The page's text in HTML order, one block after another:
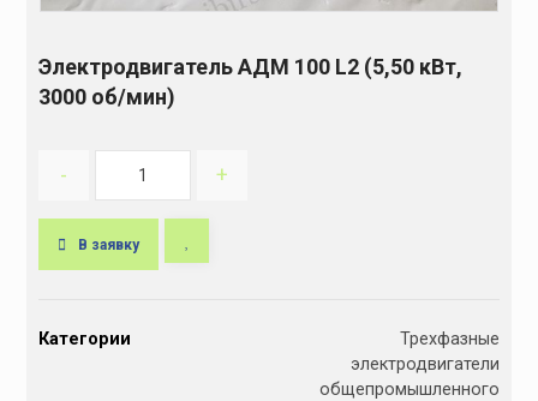
Электродвигатель АДМ 100 L2 (5,50 кВт,
3000 об/мин)
- +
В заявку
tКатегории
Трехфазные
электродвигатели
общепромышленного